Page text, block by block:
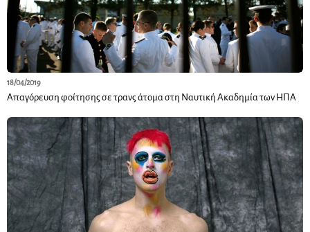
18/04/2019
Απαγόρευση φοίτησης σε τρανς άτομα στη Ναυτική Ακαδημία των ΗΠΑ